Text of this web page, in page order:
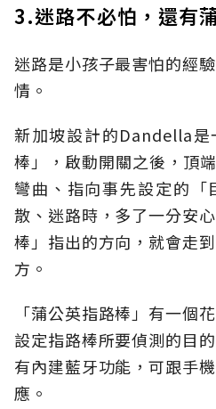
3.迷路不必怕，還有
迷路是小孩子最害怕的經
情。
新加坡設計的Dandella是
棒」，啟動開關之後，頂
彎曲、指向事先設定的「
散、迷路時，多了一分安
棒」指出的方向，就會走
方。
「蒲公英指路棒」有一個
設定指路棒所要偵測的目
有內建藍牙功能，可跟手
應。